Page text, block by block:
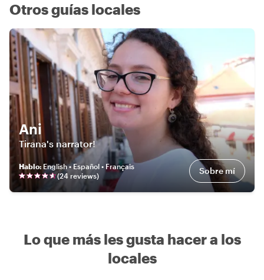
Otros guías locales
Ani
Tirana's narrator!
Hablo: English • Español • Français
(24 reviews) Sobre mí
Lo que más les gusta hacer a los
locales